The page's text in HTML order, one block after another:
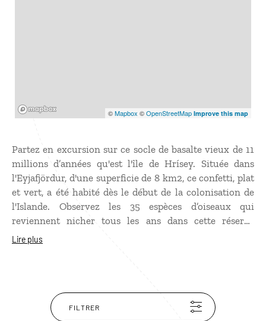
©Mapbox ©OpenStreetMap Improve this map
Partez en excursion sur ce socle de basalte vieux de 11
millions d’années qu'est l'île de Hrísey. Située dans
l'Eyjafjördur, d'une superficie de 8 km2, ce confetti, plat
et vert, a été habité dès le début de la colonisation de
l'Islande. Observez les 35 espèces d’oiseaux qui
reviennent nicher tous les ans dans cette réserve
naturelle : la perdrix des neiges, le sterne arctique, le
Elles laissent les habitants prélever quelques plumes en
échange de leur protection contre les visons, les
Lire plus
FILTRER